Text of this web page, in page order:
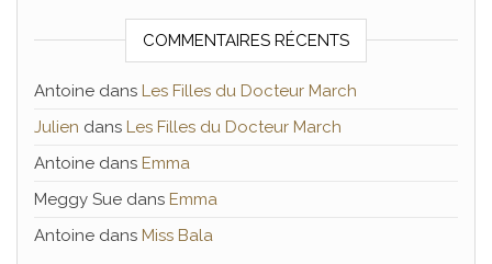
COMMENTAIRES RÉCENTS
Antoine dans Les Filles du Docteur March
Julien dans Les Filles du Docteur March
Antoine dans Emma
Meggy Sue dans Emma
Antoine dans Miss Bala